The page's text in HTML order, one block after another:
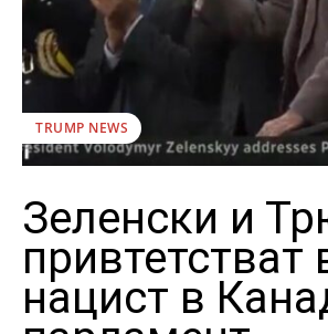
TRUMP NEWS
Зеленски и
привтетстват
нацист в